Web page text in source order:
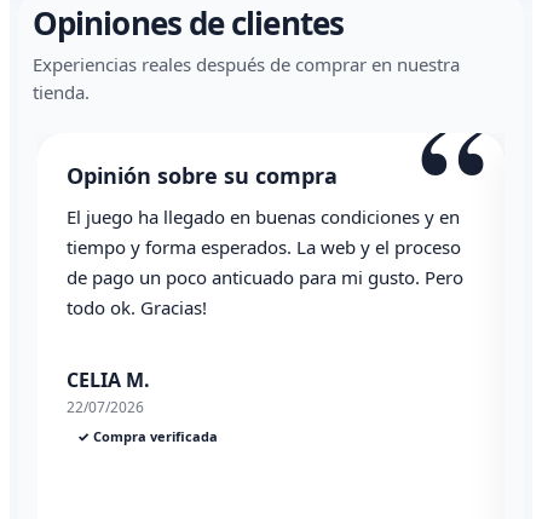
Opiniones de clientes
Experiencias reales después de comprar en nuestra
tienda.
“
Opinión sobre su compra
El juego ha llegado en buenas condiciones y en
tiempo y forma esperados. La web y el proceso
de pago un poco anticuado para mi gusto. Pero
todo ok. Gracias!
CELIA M.
22/07/2026
✓ Compra verificada